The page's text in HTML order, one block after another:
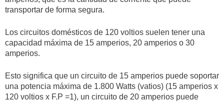
transportar de forma segura.
Los circuitos domésticos de 120 voltios suelen tener una
capacidad máxima de 15 amperios, 20 amperios o 30
amperios.
Esto significa que un circuito de 15 amperios puede soportar
una potencia máxima de 1.800 Watts (vatios) (15 amperios x
120 voltios x F.P =1), un circuito de 20 amperios puede